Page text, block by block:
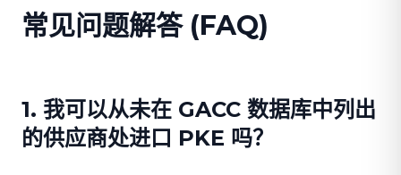
常见问题解答 (FAQ)
1. 我可以从未在 GACC 数据库中列出
的供应商处进口 PKE 吗？